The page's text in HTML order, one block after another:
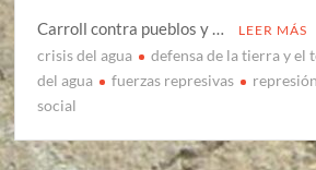
Carroll contra pueblos y …
LEER MÁS
crisis del agua defensa de la tierra y
del agua
fuerzas represivas
social